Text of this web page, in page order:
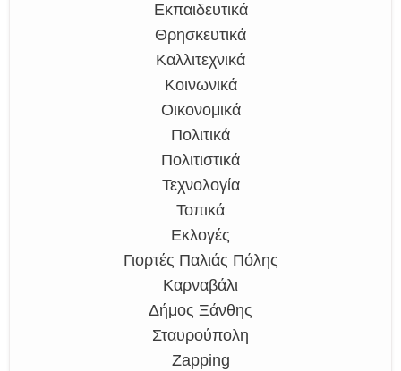
Εκπαιδευτικά
Θρησκευτικά
Καλλιτεχνικά
Κοινωνικά
Οικονομικά
Πολιτικά
Πολιτιστικά
Τεχνολογία
Τοπικά
Εκλογές
Γιορτές Παλιάς Πόλης
Καρναβάλι
Δήμος Ξάνθης
Σταυρούπολη
Zapping